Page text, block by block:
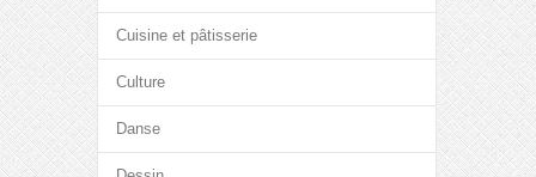
Cuisine et pâtisserie
Culture
Danse